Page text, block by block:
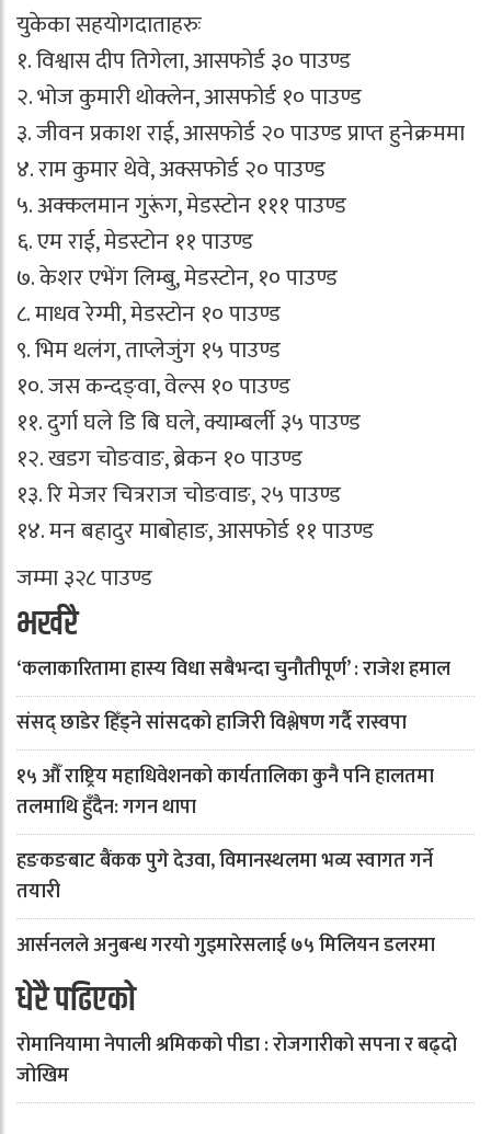
युकेका सहयोगदाताहरुः
१. विश्वास दीप तिगेला, आसफोर्ड ३० पाउण्ड
२. भोज कुमारी थोक्लेन, आसफोर्ड १० पाउण्ड
३. जीवन प्रकाश राई, आसफोर्ड २० पाउण्ड प्राप्त हुनेक्रममा
४. राम कुमार थेवे, अक्सफोर्ड २० पाउण्ड
५. अक्कलमान गुरूंग, मेडस्टोन १११ पाउण्ड
६. एम राई, मेडस्टोन ११ पाउण्ड
७. केशर एभेंग लिम्बु, मेडस्टोन, १० पाउण्ड
८. माधव रेग्मी, मेडस्टोन १० पाउण्ड
९. भिम थलंग, ताप्लेजुंग १५ पाउण्ड
१०. जस कन्दङ्वा, वेल्स १० पाउण्ड
११. दुर्गा घले डि बि घले, क्याम्बर्ली ३५ पाउण्ड
१२. खडग चोङवाङ, ब्रेकन १० पाउण्ड
१३. रि मेजर चित्रराज चोङवाङ, २५ पाउण्ड
१४. मन बहादुर माबोहाङ, आसफोर्ड ११ पाउण्ड
जम्मा ३२८ पाउण्ड
भर्खरै
‘कलाकारितामा हास्य विधा सबैभन्दा चुनौतीपूर्ण’ : राजेश हमाल
संसद् छाडेर हिँड्ने सांसदको हाजिरी विश्लेषण गर्दै रास्वपा
१५ औँ राष्ट्रिय महाधिवेशनको कार्यतालिका कुनै पनि हालतमा
तलमाथि हुँदैन: गगन थापा
हङकङबाट बैंकक पुगे देउवा, विमानस्थलमा भव्य स्वागत गर्ने
तयारी
आर्सनलले अनुबन्ध गरयाे गुइमारेसलाई ७५ मिलियन डलरमा
धेरै पढिएको
रोमानियामा नेपाली श्रमिकको पीडा : रोजगारीको सपना र बढ्दो
जोखिम